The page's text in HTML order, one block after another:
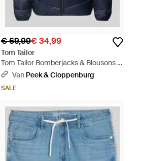
€ 69,99€ 34,99
Tom Tailor
Tom Tailor Bomberjacks & Blousons -
Blauw
Van Peek & Cloppenburg
SALE